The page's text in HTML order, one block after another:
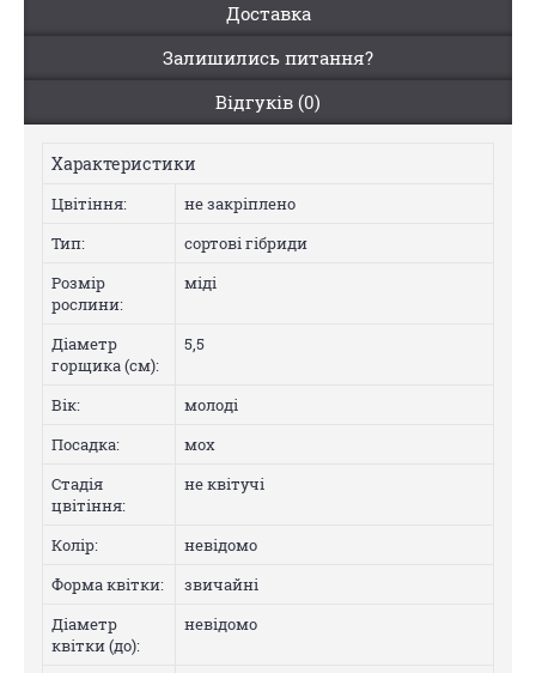
Доставка
Залишились питання?
Відгуків (0)
Характеристики
Цвiтiння:
не закріплено
Тип:
сортові гібриди
Розмір
рослини:
міді
Діаметр
горщика (см):
5,5
Вік:
молоді
Посадка:
мох
Стадія
цвітіння:
не квітучі
Колip:
невідомо
Форма квітки:
звичайні
Діаметр
квітки (до):
невідомо